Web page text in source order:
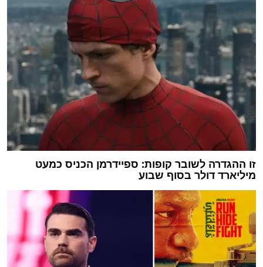
זו ההגדרה לשובר קופות: ספיידרמן הכניס כמעט
מיליארד דולר בסוף שבוע